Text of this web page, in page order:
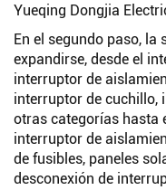
Yueqing Dongjia
En el segundo paso, la
expandirse, desde el
interruptor de
interruptor de cuchillo,
otras categorías hasta
interruptor de
de fusibles, paneles
desconexión de